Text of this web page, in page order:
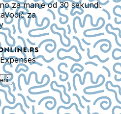
za manje od 30 sekundi.
Vodič za
Expenses